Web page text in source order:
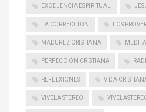
EXCELENCIA ESPIRITUAL
LA CORRECCIÓN LOS
MADUREZ CRISTIANA
PERFECCIÓN CRISTIANA
REFLEXIONES VIDA
VIVELA STEREO